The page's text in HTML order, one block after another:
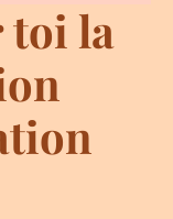
toi la